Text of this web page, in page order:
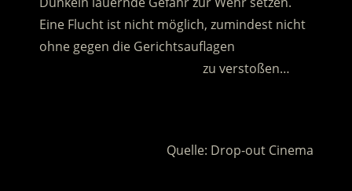
Eine Flucht ist nicht möglich, zumindest nicht
ohne gegen die Gerichtsauflagen
zu verstoßen…
Quelle: Drop-out Cinema